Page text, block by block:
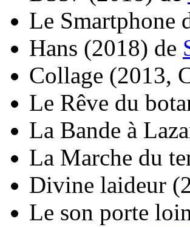
Le Smartphone
Hans (2018) de
Collage (2013,
Le Rêve du
La Bande à
La Marche du
Divine laideur
Le son porte